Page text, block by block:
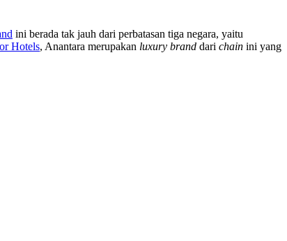
ini berada tak jauh dari perbatasan tiga negara, yaitu
Hotels, Anantara merupakan luxury brand dari chain ini yang